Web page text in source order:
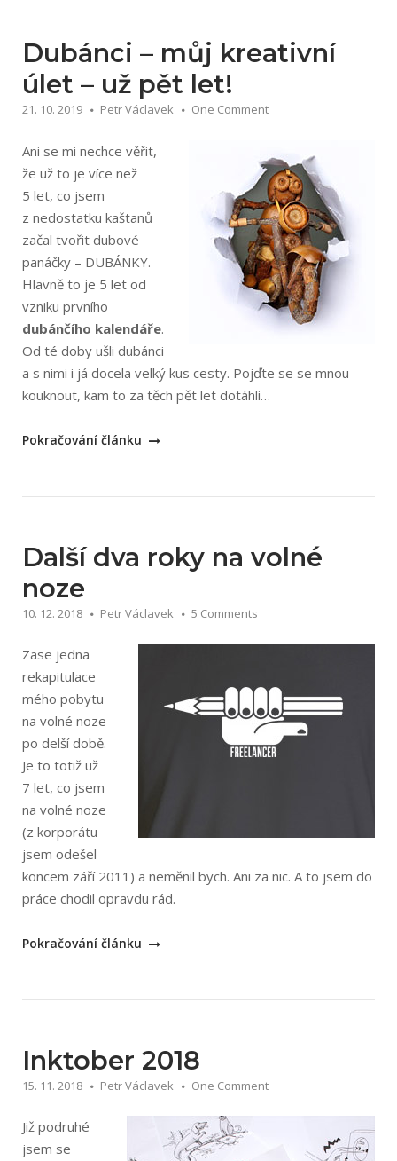
Dubánci – můj kreativní
úlet – už pět let!
21. 10. 2019 Petr Václavek One Comment
Ani se mi nechce věřit,
že už to je více než
5 let, co jsem
z nedostatku kaštanů
začal tvořit dubové
panáčky – DUBÁNKY.
Hlavně to je 5 let od
vzniku prvního
dubánčího kalendáře.
Od té doby ušli dubánci
a s nimi i já docela velký kus cesty. Pojďte se se mnou
kouknout, kam to za těch pět let dotáhli…
„Dubánci
–
pět
let!“
Pokračování článku
Další dva roky na volné
noze
10. 12. 2018 Petr Václavek 5 Comments
Zase jedna
rekapitulace
mého pobytu
na volné noze
po delší době.
Je to totiž už
7 let, co jsem
na volné noze
(z korporátu
jsem odešel
koncem září 2011) a neměnil bych. Ani za nic. A to jsem do
práce chodil opravdu rád.
„Další
noze“
Pokračování článku
Inktober 2018
15. 11. 2018 Petr Václavek One Comment
Již podruhé
jsem se